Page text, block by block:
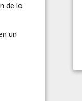
de lo
un